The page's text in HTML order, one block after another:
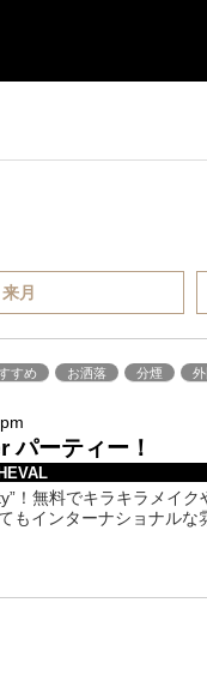
来月
すめ お洒落 分煙
パーティー！
！無料でキラキラメイ
もインターナショナルな